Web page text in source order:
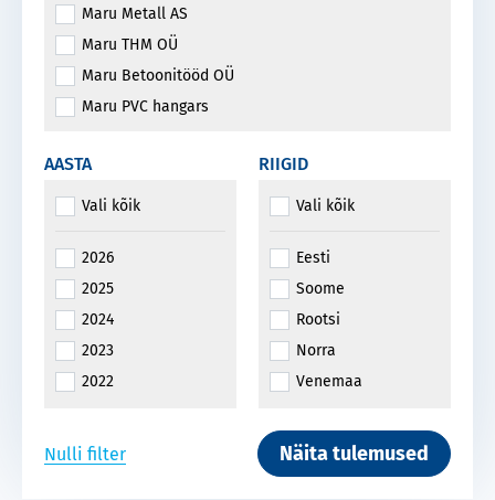
Suuresildelised hooned
Komposiitpostid ja -talad, keevistalad
Arhitektuursed teraskarkassil klaaslahendused
Muud hooned ja rajatised
Maru Metall AS
Maru THM OÜ
Maru Betoonitööd OÜ
Maru PVC hangars
AASTA
Vali kõik
2026
2025
2024
2023
2022
2020
RIIGID
Vali kõik
Eesti
Soome
Rootsi
Norra
Venemaa
Mehhiko
Island
Nulli filter Näita tulemused